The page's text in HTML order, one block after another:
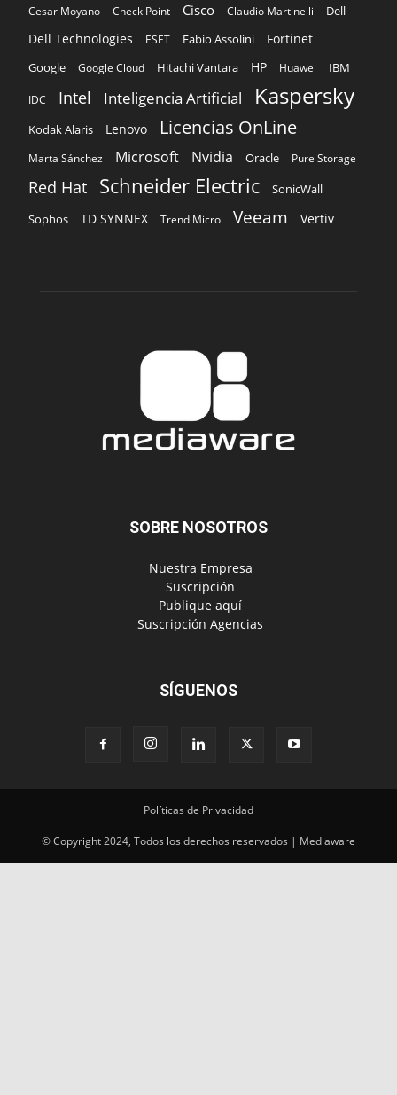
Cesar Moyano
Check Point Cisco Claudio Martinelli Dell
Dell Technologies ESET Fabio Assolini Fortinet
Google Google Cloud Hitachi Vantara HP Huawei IBM
IDC Intel Inteligencia Artificial Kaspersky
Kodak Alaris Lenovo Licencias OnLine
Marta Sánchez Microsoft Nvidia Oracle Pure Storage
Red Hat Schneider Electric SonicWall
Sophos TD SYNNEX Trend Micro Veeam Vertiv
SOBRE NOSOTROS
‎ Nuestra Empresa
‎ Suscripción
‎ Publique aquí
‎ Suscripción Agencias
SÍGUENOS
Políticas de Privacidad
© Copyright 2024, Todos los derechos reservados | Mediaware